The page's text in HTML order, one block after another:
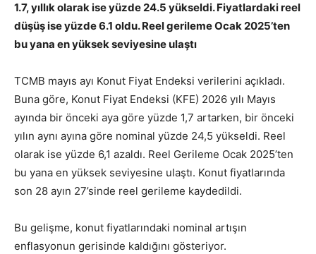
1.7, yıllık olarak ise yüzde 24.5 yükseldi. Fiyatlardaki reel
düşüş ise yüzde 6.1 oldu. Reel gerileme Ocak 2025’ten
bu yana en yüksek seviyesine ulaştı
TCMB mayıs ayı Konut Fiyat Endeksi verilerini açıkladı.
Buna göre, Konut Fiyat Endeksi (KFE) 2026 yılı Mayıs
ayında bir önceki aya göre yüzde 1,7 artarken, bir önceki
yılın aynı ayına göre nominal yüzde 24,5 yükseldi. Reel
olarak ise yüzde 6,1 azaldı. Reel Gerileme Ocak 2025’ten
bu yana en yüksek seviyesine ulaştı. Konut fiyatlarında
son 28 ayın 27’sinde reel gerileme kaydedildi.
Bu gelişme, konut fiyatlarındaki nominal artışın
enflasyonun gerisinde kaldığını gösteriyor.